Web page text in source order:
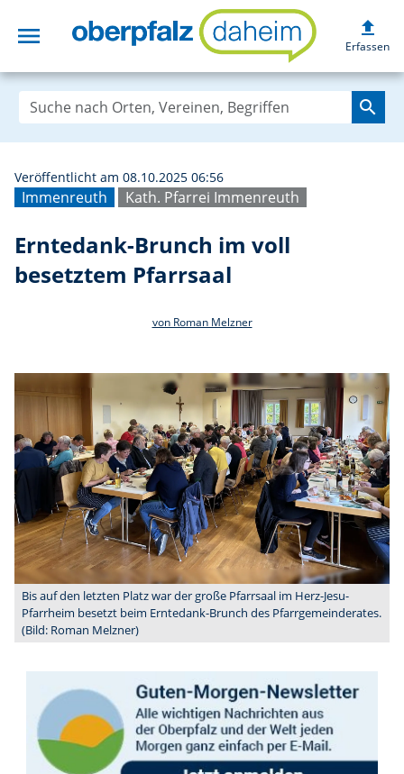
menu Erntedank-
upload
Erfassen
search
Immenreuth Kath. Pfarrei Immenreuth
Veröffentlicht am 08.10.2025 06:56
Erntedank-Brunch im voll
besetztem Pfarrsaal
von Roman Melzner
Bis auf den letzten Platz war der große Pfarrsaal im Herz-Jesu-
Pfarrheim besetzt beim Erntedank-Brunch des Pfarrgemeinderates.
(Bild: Roman Melzner)